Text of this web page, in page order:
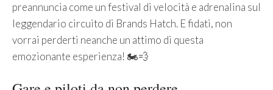
preannuncia come un festival di velocità e adrenalina sul
leggendario circuito di Brands Hatch. E fidati, non
vorrai perderti neanche un attimo di questa
emozionante esperienza! 🏍️💨